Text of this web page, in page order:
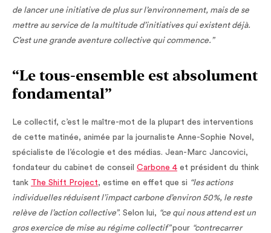
de lancer une initiative de plus sur l’environnement, mais de se
mettre au service de la multitude d’initiatives qui existent déjà.
C’est une grande aventure collective qui commence.”
“Le tous-ensemble est absolument
fondamental”
Le collectif, c’est le maître-mot de la plupart des interventions
de cette matinée, animée par la journaliste Anne-Sophie Novel,
spécialiste de l’écologie et des médias. Jean-Marc Jancovici,
fondateur du cabinet de conseil Carbone 4 et président du think
tank The Shift Project, estime en effet que si “les actions
individuelles réduisent l’impact carbone d’environ 50%, le reste
relève de l’action collective”. Selon lui, “ce qui nous attend est un
gros exercice de mise au régime collectif”pour “contrecarrer